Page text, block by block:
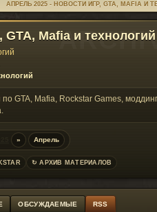
АПРЕЛЬ 2025 - НОВОСТИ ИГР, GTA, MAFIA И
Mafia и технологий
GTA, Mafia, Rockstar Games,
» Апрель
↻ АРХИВ МАТЕРИАЛОВ
ОБСУЖДАЕМЫЕ RSS